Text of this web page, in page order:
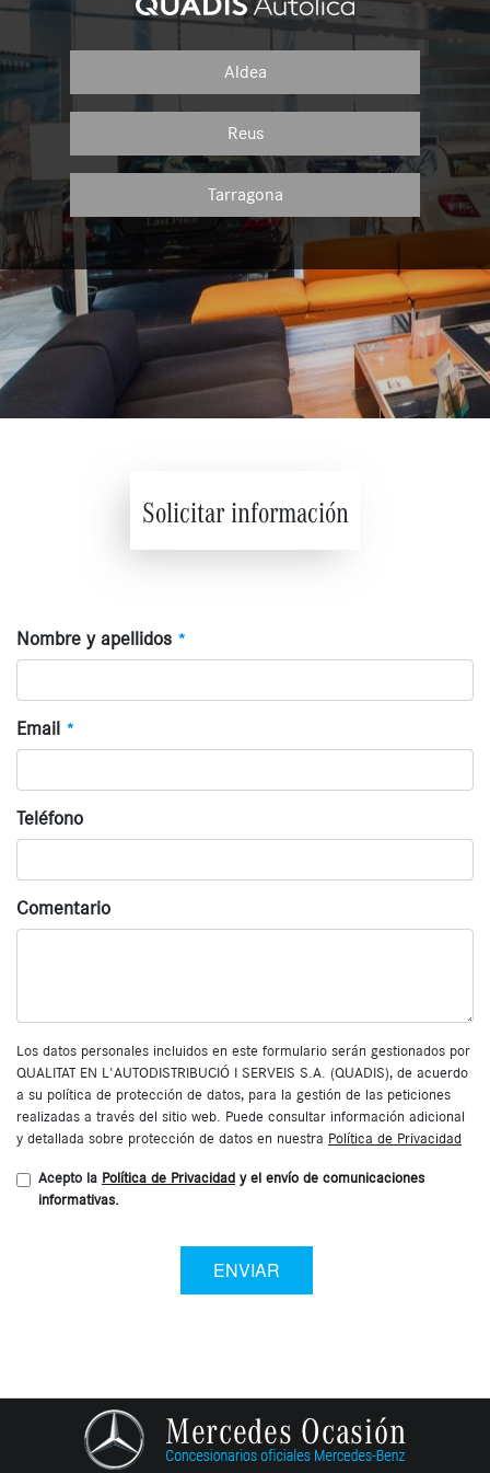
Aldea
Reus
Tarragona
Solicitar información
Nombre y apellidos *
Email *
Teléfono
Comentario
Los datos personales incluidos en este formulario serán gestionados por
QUALITAT EN L'AUTODISTRIBUCIÓ I SERVEIS S.A. (QUADIS), de acuerdo
a su política de protección de datos, para la gestión de las peticiones
realizadas a través del sitio web. Puede consultar información adicional
y detallada sobre protección de datos en nuestra Política de Privacidad
Acepto la Política de Privacidad y el envío de comunicaciones
informativas.
ENVIAR